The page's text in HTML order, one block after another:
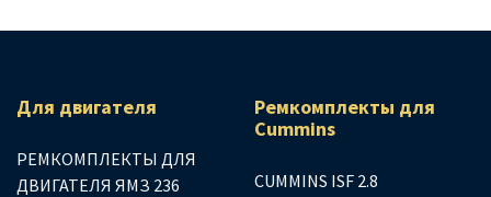
Для двигателя
РЕМКОМПЛЕКТЫ ДЛЯ
ДВИГАТЕЛЯ ЯМЗ 236
Ремкомплекты для
Сummins
CUMMINS ISF 2.8